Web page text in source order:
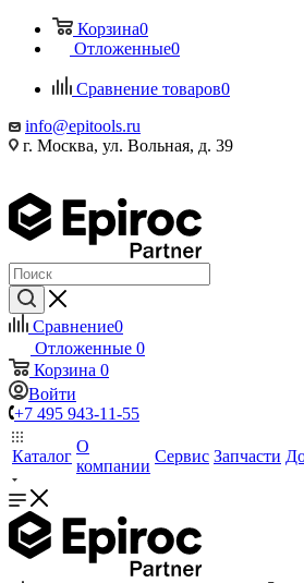
Корзина0
Отложенные0
Сравнение товаров0
info@epitools.ru
г. Москва, ул. Вольная, д. 39
Сравнение0
Отложенные 0
Корзина 0
Войти
+7 495 943-11-55
Каталог
О
компании
Сервис Запчасти